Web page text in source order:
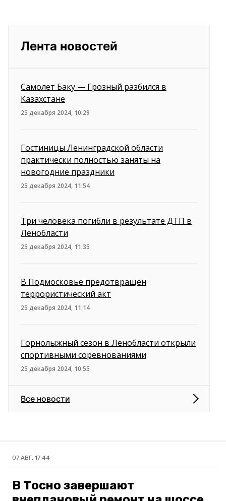
Лента новостей
Самолет Баку — Грозный разбился в
Казахстане
25 декабря 2024, 10:29
Гостиницы Ленинградской области
практически полностью заняты на
новогодние праздники
25 декабря 2024, 11:54
Три человека погибли в результате ДТП в
Ленобласти
25 декабря 2024, 11:35
В Подмосковье предотвращен
террористический акт
25 декабря 2024, 11:14
Горнолыжный сезон в Ленобласти открыли
спортивными соревнованиями
25 декабря 2024, 10:55
Все новости
07 АВГ, 17:44
В Тосно завершают